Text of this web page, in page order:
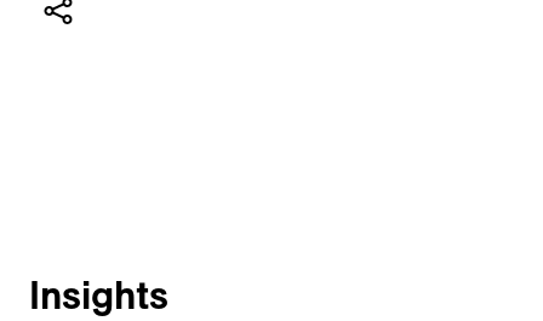
Insights